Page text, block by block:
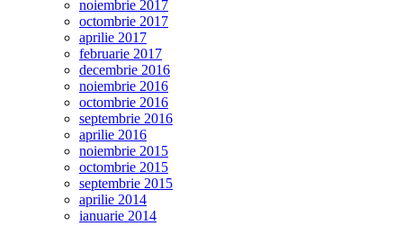
noiembrie 2017
octombrie 2017
aprilie 2017
februarie 2017
decembrie 2016
noiembrie 2016
octombrie 2016
septembrie 2016
aprilie 2016
noiembrie 2015
octombrie 2015
septembrie 2015
aprilie 2014
ianuarie 2014